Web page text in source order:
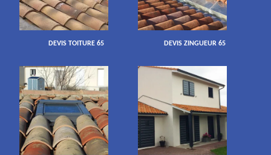
DEVIS TOITURE 65 DEVIS ZINGUEUR 65